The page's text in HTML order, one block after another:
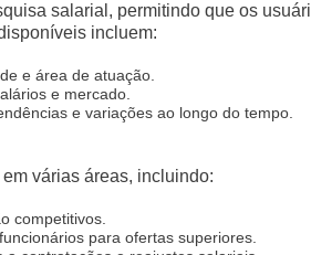
salarial, permitindo que os
incluem:
e área de atuação.
e mercado.
e variações ao longo do tempo.
várias áreas, incluindo:
competitivos.
para ofertas superiores.